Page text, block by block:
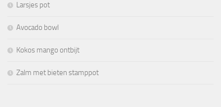
Larsjes pot
Avocado bowl
Kokos mango ontbijt
Zalm met bieten stamppot